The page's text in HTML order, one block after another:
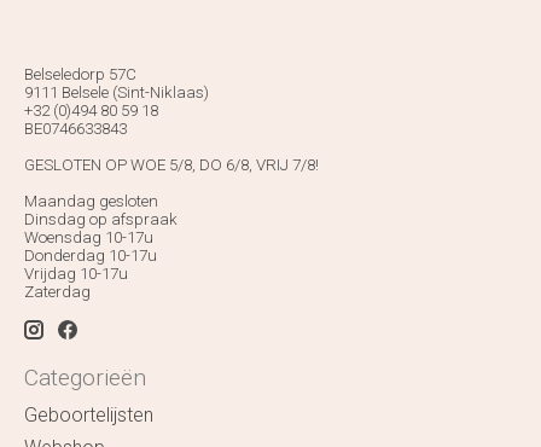
Belseledorp 57C
9111 Belsele (Sint-Niklaas)
+32 (0)494 80 59 18
BE0746633843
GESLOTEN OP WOE 5/8, DO 6/8, VRIJ 7/8!
Maandag gesloten
Dinsdag op afspraak
Woensdag 10-17u
Donderdag 10-17u
Vrijdag 10-17u
Zaterdag
Categorieën
Geboortelijsten